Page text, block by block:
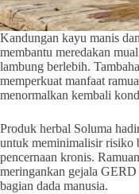
Kandungan kayu manis
membantu meredakan
lambung berlebih.
memperkuat manfaat
menormalkan kembali
Produk herbal Soluma
untuk meminimalisir risiko
pencernaan kronis.
meringankan gejala GERD
bagian dada manusia.